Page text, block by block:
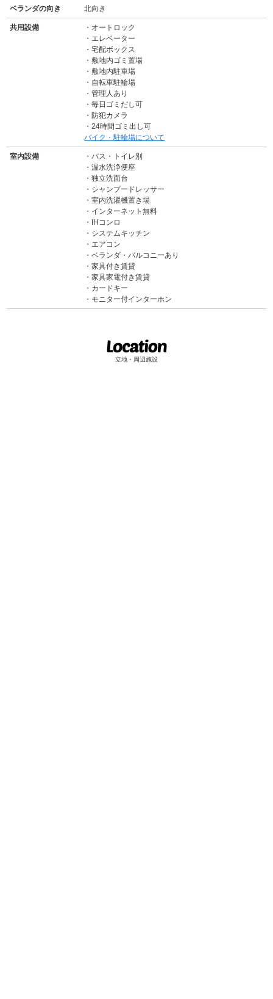
ベランダの向き 北向き
共用設備
オートロック
エレベーター
宅配ボックス
敷地内ゴミ置場
敷地内駐車場
自転車駐輪場
管理人あり
毎日ゴミだし可
防犯カメラ
・24時間ゴミ出し可
バイク・駐輪場について
室内設備
バス・トイレ別
温水洗浄便座
独立洗面台
シャンプードレッサー
室内洗濯機置き場
インターネット無料
IHコンロ
システムキッチン
エアコン
ベランダ・バルコニーあり
家具付き賃貸
家具家電付き賃貸
カードキー
モニター付インターホン
立地・周辺施設